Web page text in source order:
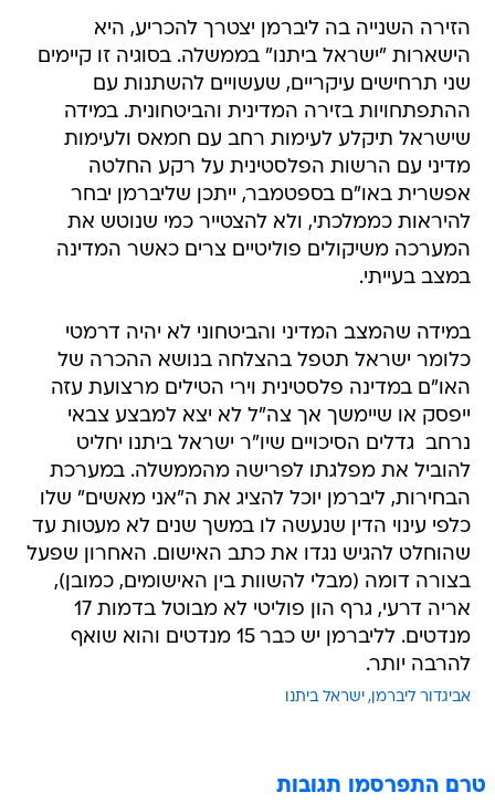
הזירה השנייה בה ליברמן יצטרך להכריע, היא
הישארות "ישראל ביתנו" בממשלה. בסוגיה זו קיימים
שני תרחישים עיקריים, שעשויים להשתנות עם
ההתפתחויות בזירה המדינית והביטחונית. במידה
שישראל תיקלע לעימות רחב עם חמאס ולעימות
מדיני עם הרשות הפלסטינית על רקע החלטה
אפשרית באו"ם בספטמבר, ייתכן שליברמן יבחר
להיראות כממלכתי, ולא להצטייר כמי שנוטש את
המערכה משיקולים פוליטיים צרים כאשר המדינה
במצב בעייתי.
במידה שהמצב המדיני והביטחוני לא יהיה דרמטי 
כלומר ישראל תטפל בהצלחה בנושא ההכרה של
האו"ם במדינה פלסטינית וירי הטילים מרצועת עזה
ייפסק או שיימשך אך צה"ל לא יצא למבצע צבאי
נרחב  גדלים הסיכויים שיו"ר ישראל ביתנו יחליט
להוביל את מפלגתו לפרישה מהממשלה. במערכת
הבחירות, ליברמן יוכל להציג את ה"אני מאשים" שלו
כלפי עינוי הדין שנעשה לו במשך שנים לא מעטות עד
שהוחלט להגיש נגדו את כתב האישום. האחרון שפעל
בצורה דומה (מבלי להשוות בין האישומים, כמובן),
אריה דרעי, גרף הון פוליטי לא מבוטל בדמות 17
מנדטים. לליברמן יש כבר 15 מנדטים והוא שואף
להרבה יותר.
אביגדור ליברמן ישראל ביתנו
טרם התפרסמו תגובות